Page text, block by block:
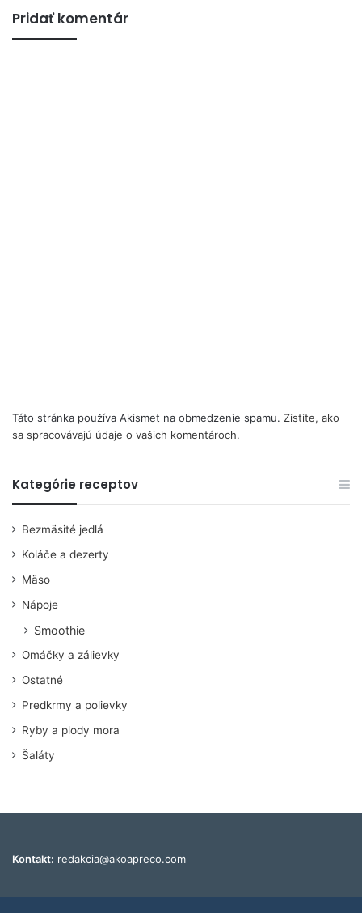
Pridať komentár
Táto stránka používa Akismet na obmedzenie spamu. Zistite, ako
sa spracovávajú údaje o vašich komentároch.
Kategórie receptov
Bezmäsité jedlá
Koláče a dezerty
Mäso
Nápoje
Smoothie
Omáčky a zálievky
Ostatné
Predkrmy a polievky
Ryby a plody mora
Šaláty
Kontakt: redakcia@akoapreco.com